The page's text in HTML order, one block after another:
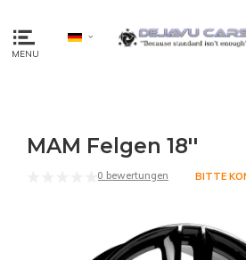
MENU
MAM Felgen 18''
0 bewertungen BITTE